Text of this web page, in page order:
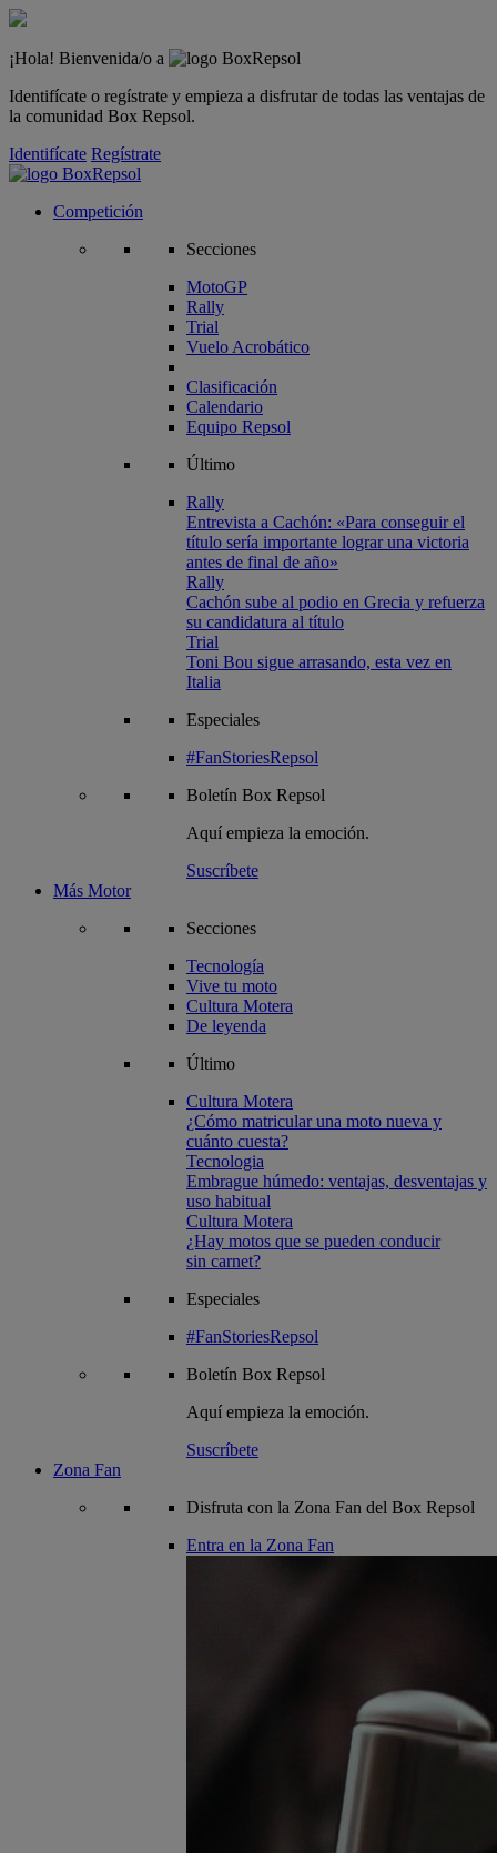
¡Hola! Bienvenida/o a
Identifícate o regístrate y empieza a disfrutar de todas las ventajas de
la comunidad Box Repsol.
Identifícate Regístrate
Competición
Secciones
MotoGP
Rally
Trial
Vuelo Acrobático
Clasificación
Calendario
Equipo Repsol
Último
Rally
Entrevista a Cachón: «Para conseguir el
título sería importante lograr una victoria
antes de final de año»
Rally
Cachón sube al podio en Grecia y refuerza
su candidatura al título
Trial
Toni Bou sigue arrasando, esta vez en
Italia
Especiales
#FanStoriesRepsol
Boletín Box Repsol
Aquí empieza la emoción.
Suscríbete
Más Motor
Secciones
Tecnología
Vive tu moto
Cultura Motera
De leyenda
Último
Cultura Motera
¿Cómo matricular una moto nueva y
cuánto cuesta?
Tecnologia
Embrague húmedo: ventajas, desventajas y
uso habitual
Cultura Motera
¿Hay motos que se pueden conducir
sin carnet?
Especiales
#FanStoriesRepsol
Boletín Box Repsol
Aquí empieza la emoción.
Suscríbete
Zona Fan
Disfruta con la Zona Fan del Box Repsol
Entra en la Zona Fan